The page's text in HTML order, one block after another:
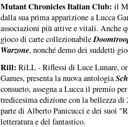
Mutant Chronicles Italian Club: il
dalla sua prima apparizione a Lucca
associazioni più attive e vitali. Anche
gioco di carte collezionabile
Warzone, nonché demo dei suddetti
Rill: RiLL - Riflessi di Luce Lunare,
Games, presenta la nuova antologia
consueto, assegna a Lucca il premio
tredicesima edizione con la bellezza
parte di Alberto Panicucci e dei suoi
letteratura e del fantastico.